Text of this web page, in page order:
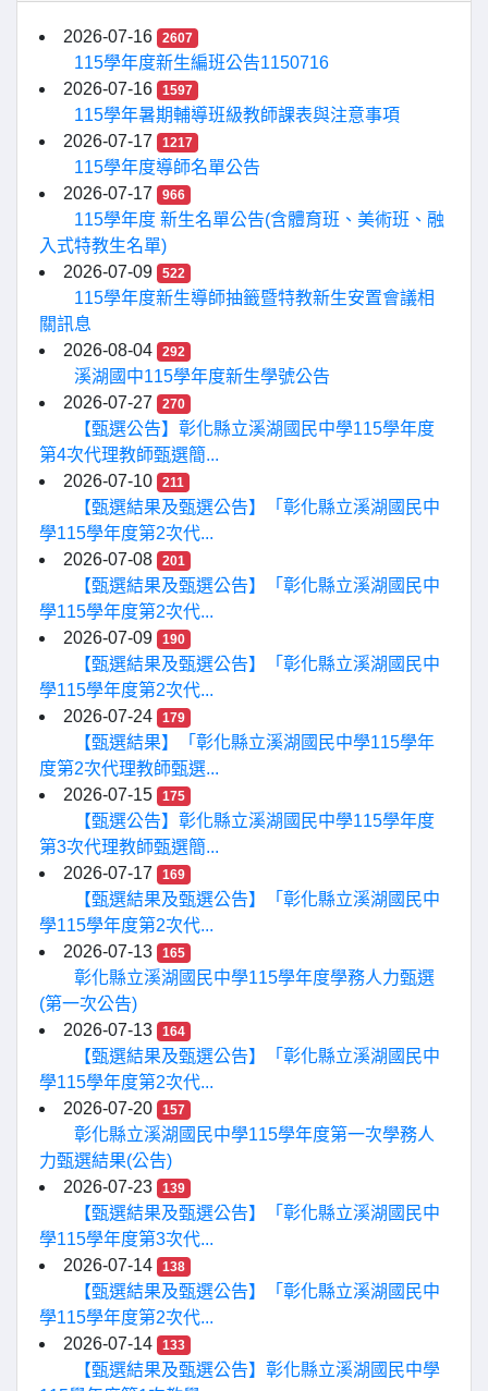
2026-07-16 2607
115學年度新生編班公告1150716
2026-07-16
1597
115學年暑期輔導班級教師課表與注意事項
2026-07-17
1217
115學年度導師名單公告
2026-07-17
966
115學年度 新生名單公告(含體育班、美術班、融
入式特教生名單)
2026-07-09
522
115學年度新生導師抽籤暨特教新生安置會議相
關訊息
2026-08-04
292
溪湖國中115學年度新生學號公告
2026-07-27
270
【甄選公告】彰化縣立溪湖國民中學115學年度
第4次代理教師甄選簡...
2026-07-10
211
【甄選結果及甄選公告】「彰化縣立溪湖國民中
學115學年度第2次代...
2026-07-08
201
【甄選結果及甄選公告】「彰化縣立溪湖國民中
學115學年度第2次代...
2026-07-09
190
【甄選結果及甄選公告】「彰化縣立溪湖國民中
學115學年度第2次代...
2026-07-24
179
【甄選結果】「彰化縣立溪湖國民中學115學年
度第2次代理教師甄選...
2026-07-15
175
【甄選公告】彰化縣立溪湖國民中學115學年度
第3次代理教師甄選簡...
2026-07-17
169
【甄選結果及甄選公告】「彰化縣立溪湖國民中
學115學年度第2次代...
2026-07-13
165
彰化縣立溪湖國民中學115學年度學務人力甄選
(第一次公告)
2026-07-13
164
【甄選結果及甄選公告】「彰化縣立溪湖國民中
學115學年度第2次代...
2026-07-20
157
彰化縣立溪湖國民中學115學年度第一次學務人
力甄選結果(公告)
2026-07-23
139
【甄選結果及甄選公告】「彰化縣立溪湖國民中
學115學年度第3次代...
2026-07-14
138
【甄選結果及甄選公告】「彰化縣立溪湖國民中
學115學年度第2次代...
2026-07-14
133
【甄選結果及甄選公告】彰化縣立溪湖國民中學